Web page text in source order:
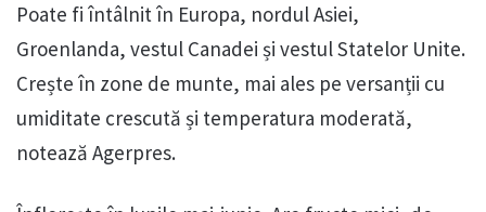
Poate fi întâlnit în Europa, nordul Asiei,
Groenlanda, vestul Canadei și vestul Statelor Unite.
Crește în zone de munte, mai ales pe versanții cu
umiditate crescută și temperatura moderată,
notează Agerpres.